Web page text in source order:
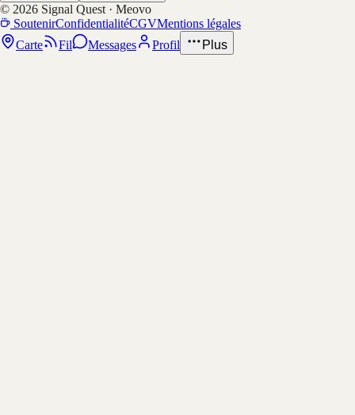
© 2026 Signal Quest · Meovo
SoutenirConfidentialitéCGVMentions légales
Carte
Fil Messages Profil Plus